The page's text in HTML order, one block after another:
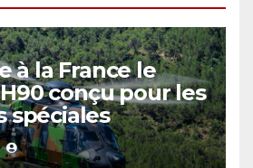
à la France le
conçu pour les
spéciales